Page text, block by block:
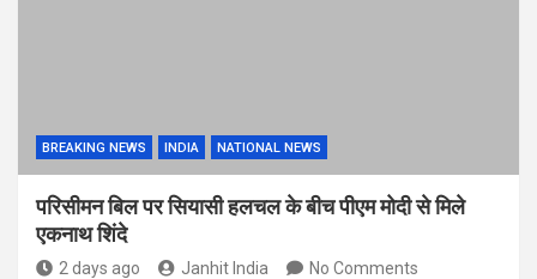
BREAKING NEWS INDIA NATIONAL NEWS
परिसीमन बिल पर सियासी हलचल के बीच पीएम मोदी से मिले
एकनाथ शिंदे
2 days ago Janhit India No Comments